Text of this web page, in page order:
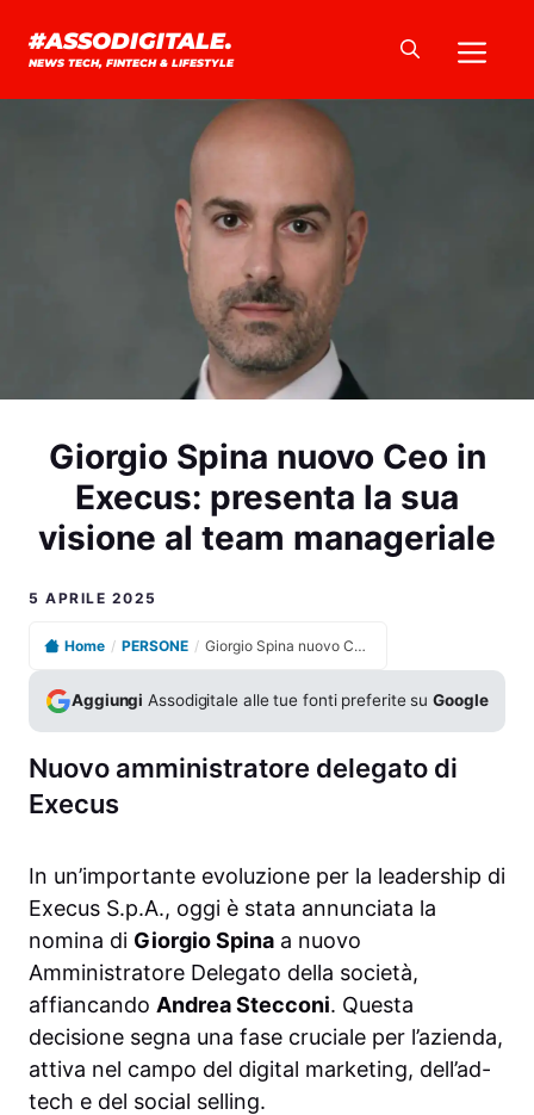
#ASSODIGITALE.
NEWS TECH, FINTECH & LIFESTYLE
Giorgio Spina nuovo Ceo in
Execus: presenta la sua
visione al team manageriale
5 APRILE 2025
Home / PERSONE / Giorgio Spina nuovo Ceo in Execus: presenta la sua visione al team manageriale
Aggiungi Assodigitale alle tue fonti preferite suGoogle
Nuovo amministratore delegato di
Execus
In un’importante evoluzione per la leadership di
Execus S.p.A., oggi è stata annunciata la
nomina di Giorgio Spina a nuovo
Amministratore Delegato della società,
affiancando Andrea Stecconi. Questa
decisione segna una fase cruciale per l’azienda,
attiva nel campo del digital marketing, dell’ad-
tech e del social selling.